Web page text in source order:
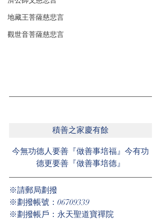
地藏王菩薩慈悲言
觀世音菩薩慈悲言
積善之家慶有餘
今無功德人要善『做善事培福』今有功
德更要善『做善事培德』
※請郵局劃撥
※劃撥帳號：06709339
※劃撥帳戶：永天聖道寶禪院